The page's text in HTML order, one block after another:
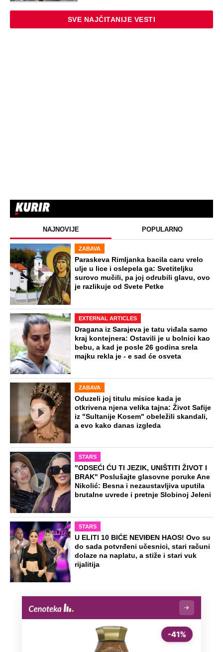
SVE NAJČITANIJE VESTI
NAJNOVIJE POPULARNO
ZABAVA
Paraskeva Rimljanka bacila caru vrelo
ulje u lice i oslepela ga: Svetiteljku
surovo mučili, pa joj odrubili glavu, ovo
je razlikuje od Svete Petke
EXTERNAL ARTICLES
Dragana iz Sarajeva je tatu viđala samo
kraj kontejnera: Ostavili je u bolnici kao
bebu, a kad je posle 26 godina srela
majku rekla je - e sad će osveta
ZABAVA
Oduzeli joj titulu misice kada je
otkrivena njena velika tajna: Život Safije
iz "Sultanije Kosem" obeležili skandali,
a evo kako danas izgleda
STARS
"ODSEĆI ĆU TI JEZIK, UNIŠTITI ŽIVOT I
BRAK" Poslušajte glasovne poruke Ane
Nikolić: Besna i nezaustavljiva uputila
brutalne uvrede i pretnje Slobinoj Jeleni
STARS
U ELITI 10 BIĆE NEVIĐEN HAOS! Ovo su
do sada potvrđeni učesnici, stari računi
dolaze na naplatu, a stiže i stari vuk
rijalitija